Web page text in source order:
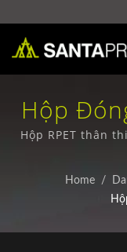
Hộp
Nhà
Kraft
Nghiệp
Hộp RPET thân
hiệu bền vững. /
trường - Thiết
Home /